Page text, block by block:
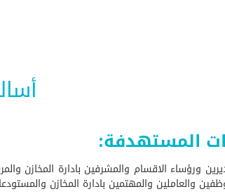
ورؤساء الاقسام والمشرفين بادارة المخازن
والعاملين والمهتمين بادارة المخازن